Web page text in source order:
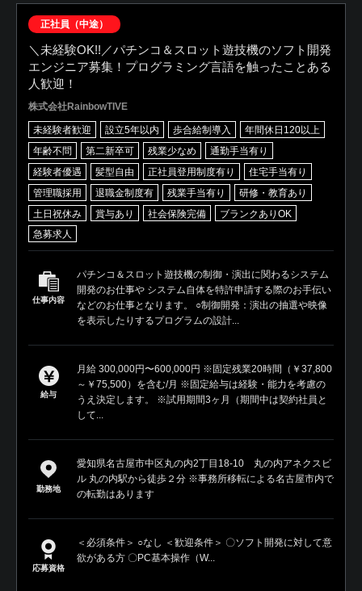
正社員（中途）
＼未経験OK!!／パチンコ＆スロット遊技機のソフト開発
エンジニア募集！プログラミング言語を触ったことある
人歓迎！
株式会社RainbowTIVE
未経験者歓迎 設立5年以内 歩合給制導入
年間休日120以上
年齢不問
第二新卒可 残業少なめ
通勤手当有り
経験者優遇
髪型自由 正社員登用制度有り
住宅手当有り
管理職採用
退職金制度有 残業手当有り
研修・教育あり
土日祝休み
賞与あり 社会保険完備
ブランクありOK
急募求人
仕事内容
パチンコ＆スロット遊技機の制御・演出に関わるシステム
開発のお仕事や システム自体を特許申請する際のお手伝い
などのお仕事となります。 ○制御開発：演出の抽選や映像
を表示したりするプログラムの設計...
給与
月給 300,000円〜600,000円 ※固定残業20時間（￥37,800
～￥75,500）を含む/月 ※固定給与は経験・能力を考慮の
うえ決定します。 ※試用期間3ヶ月（期間中は契約社員と
して...
勤務地
愛知県名古屋市中区丸の内2丁目18-10 丸の内アネクスビ
ル 丸の内駅から徒歩２分 ※事務所移転による名古屋市内で
の転勤はあります
応募資格
＜必須条件＞ ○なし ＜歓迎条件＞ 〇ソフト開発に対して意
欲がある方 〇PC基本操作（W...